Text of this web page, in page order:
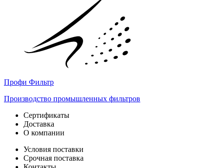
Профи Фильтр
Производство промышленных фильтров
Сертификаты
Доставка
О компании
Условия поставки
Срочная поставка